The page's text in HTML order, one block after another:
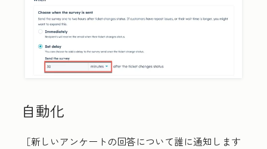
自動化
［新しいアンケートの回答について誰に通知します